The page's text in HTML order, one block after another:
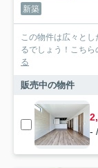
新築
この物件は広々と
るでしょう！こち
る
販売中の物件
-